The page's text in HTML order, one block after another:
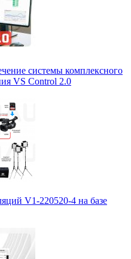
системы комплексного
VS Control 2.0
V1-220520-4 на базе